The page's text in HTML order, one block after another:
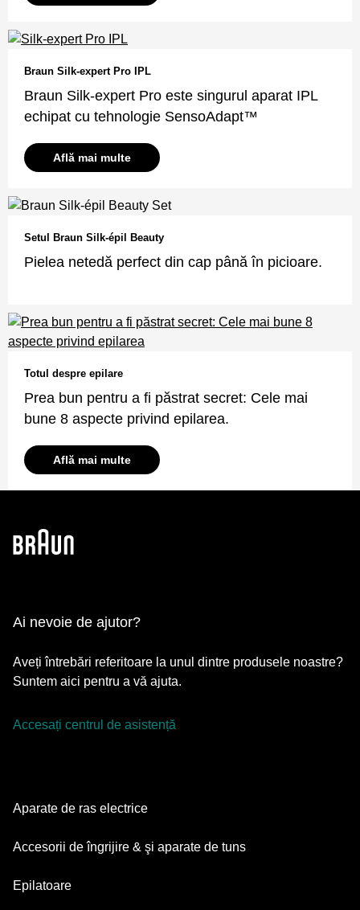
Braun Silk-expert Pro IPL
Braun Silk-expert Pro este singurul aparat IPL
echipat cu tehnologie SensoAdapt™
Află mai multe
Setul Braun Silk-épil Beauty
Pielea netedă perfect din cap până în picioare.
Totul despre epilare
Prea bun pentru a fi păstrat secret: Cele mai
bune 8 aspecte privind epilarea.
Află mai multe
Ai nevoie de ajutor?
Aveți întrebări referitoare la unul dintre produsele noastre?
Suntem aici pentru a vă ajuta.
Accesați centrul de asistență
Aparate de ras electrice
Series 9 Pro
Accesorii de îngrijire & şi aparate de tuns
Aparate de tuns barba
Epilatoare